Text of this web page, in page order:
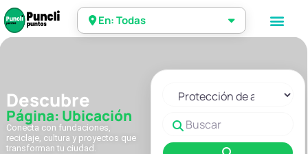
En: Todas
Descubre
Página: Ubicación
Conecta con fundaciones,
reciclaje, cultura y proyectos que
transforman tu ciudad.
Seleccionar el formulario de
Buscar